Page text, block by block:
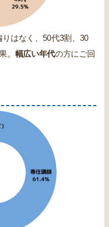
はなく、50代3割、30
。 幅広い年代の方にご回